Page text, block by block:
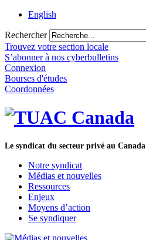
English
Rechercher
Trouvez votre section locale
S’abonner à nos cyberbulletins
Connexion
Bourses d'études
Coordonnées
Le syndicat du secteur privé au Canada
Notre syndicat
Médias et nouvelles
Ressources
Enjeux
Moyens d’action
Se syndiquer